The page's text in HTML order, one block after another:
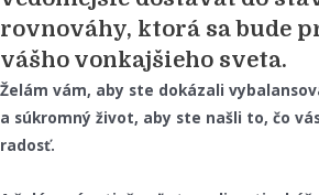
rovnováhy, ktorá sa bude
vášho vonkajšieho sveta.
Želám vám, aby ste dokázali
a súkromný život, aby ste našli to, čo
radosť.